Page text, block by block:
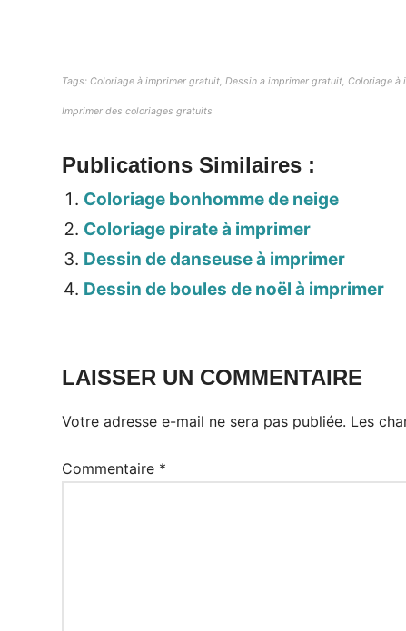
Tags: Coloriage à imprimer gratuit, Dessin a imprimer gratuit, Coloriage
Imprimer des coloriages gratuits
Publications Similaires :
Coloriage bonhomme de neige
Coloriage pirate à imprimer
Dessin de danseuse à imprimer
Dessin de boules de noël à imprimer
LAISSER UN COMMENTAIRE
Votre adresse e-mail ne sera pas publiée. Les
Commentaire *